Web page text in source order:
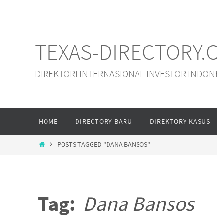
TEXAS-
DIREKTORI INTERNASIONAL INVESTOR
content
HOME DIRECTORY BARU DIREKTORY KASUS
HOMEPOSTS TAGGED "DANA BANSOS"
Tag: Dana Bansos